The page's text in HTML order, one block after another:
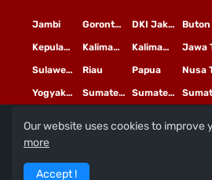
DKI Jakarta
Gorontalo
Jambi
Kalimantan Tengah
Kalimantan Timur
Kepulauan Riau
Papua
Riau
Sulawesi Selatan
Sumatera Selatan
Sumatera Utara
Yogyakarta
Copyright© 2020 PTLiputan
Redaksi Pedoman Media Siber
Our website uses cookies to improve
more
Accept !